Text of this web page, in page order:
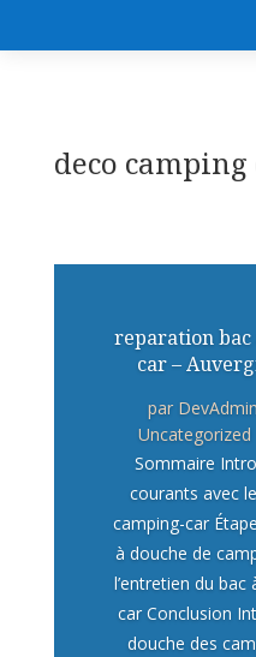
deco
reparation bac
car –
par DevAdmin
Uncategorized
Sommaire
courants avec
camping-car
à douche de
l’entretien du
car Conclusion
douche des